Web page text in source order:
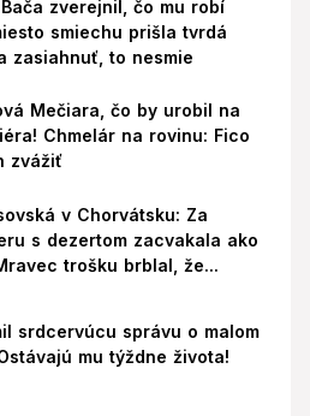
zverejnil, čo mu robí
smiechu prišla tvrdá
zasiahnuť, to nesmie
Mečiara, čo by urobil na
Chmelár na rovinu: Fico
zvážiť
v Chorvátsku: Za
s dezertom zacvakala ako
trošku brblal, že...
srdcervúcu správu o malom
mu týždne života!